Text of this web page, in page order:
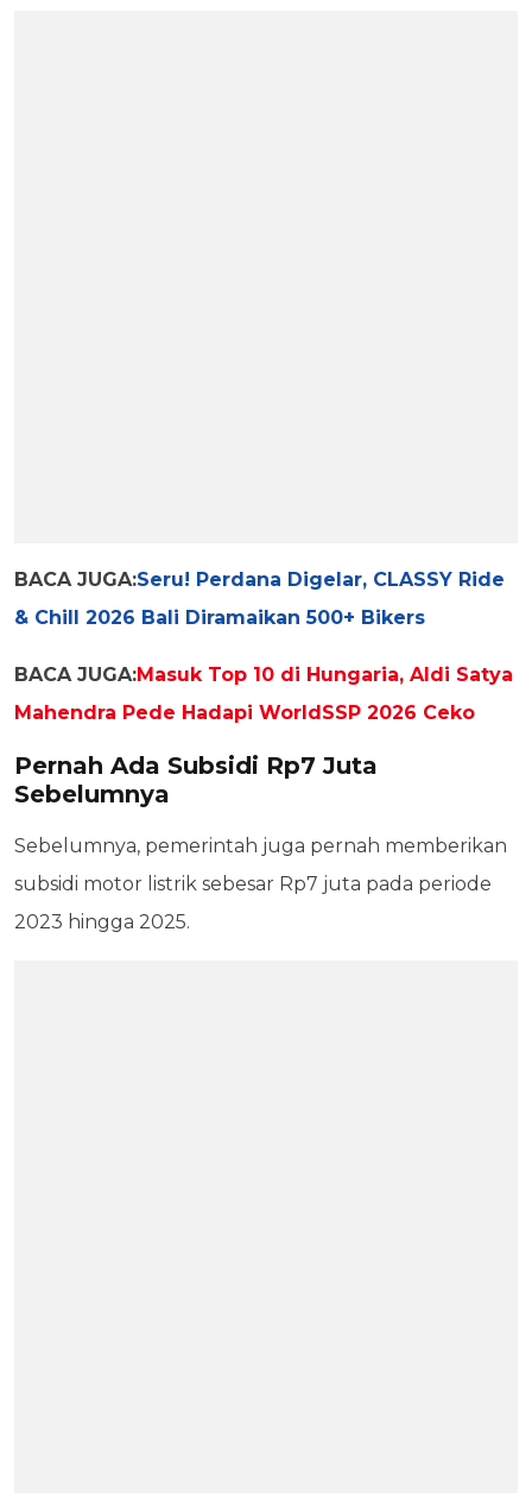
BACA JUGA:Seru! Perdana Digelar, CLASSY Ride
& Chill 2026 Bali Diramaikan 500+ Bikers
BACA JUGA:Masuk Top 10 di Hungaria, Aldi Satya
Mahendra Pede Hadapi WorldSSP 2026 Ceko
Pernah Ada Subsidi Rp7 Juta
Sebelumnya
Sebelumnya, pemerintah juga pernah memberikan
subsidi motor listrik sebesar Rp7 juta pada periode
2023 hingga 2025.